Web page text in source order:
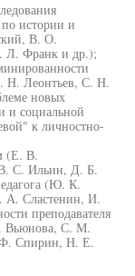
по истории и
В. О.
Л. Франк и др.);
Н. Леонтьев, С. Н.
новых
и социальной
к личностно-
(Е. В.
С. Ильин, Д. Б.
(Ю. К.
А. Сластенин, И.
преподавателя
Вьюнова, С. М.
Спирин, Н. Е.